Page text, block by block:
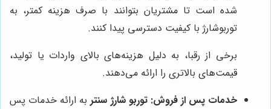
شده است تا مشتریان بتوانند با صرف هزینه کمتر، به
توربوشارژ با کیفیت دسترسی پیدا کنند.
برخی از رقبا، به دلیل هزینه‌های بالای واردات یا تولید،
قیمت‌های بالاتری را ارائه می‌دهند.
خدمات پس از فروش: توربو شارژ سنتر به ارائه خدمات پس